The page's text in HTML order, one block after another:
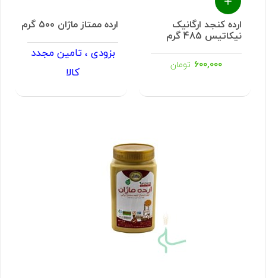
ارده کنجد ارگانیک
نیکاتیس 485 گرم
600,000 تومان
ارده ممتاز ماژان 500 گرم
بزودی ، تامین مجدد
کالا